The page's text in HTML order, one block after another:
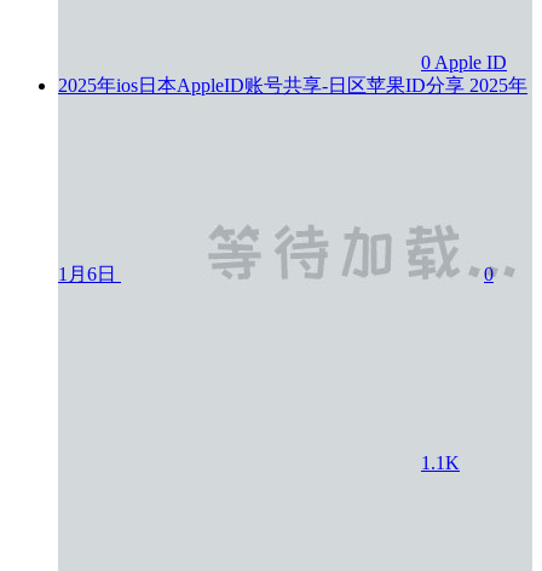
0 Apple ID
2025年ios日本AppleID账号共享-日区苹果ID分享 2025年
1月6日 0
1.1K